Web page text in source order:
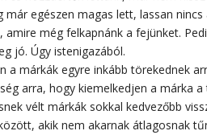
már egészen magas lett, lassan
amire még felkapnánk a fejünket.
jó. Úgy istenigazából.
a márkák egyre inkább törekednek
arra, hogy kiemelkedjen a márka
vélt márkák sokkal kedvezőbb
akik nem akarnak átlagosnak